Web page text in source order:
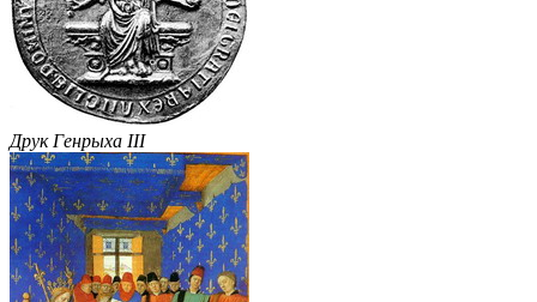
Друк Генрыха III